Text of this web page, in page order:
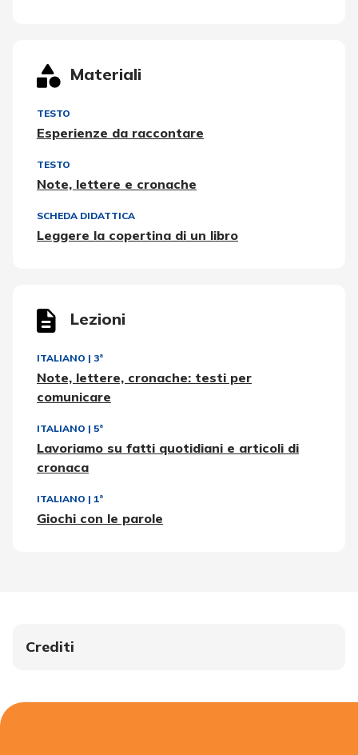
Materiali
TESTO
Esperienze da raccontare
TESTO
Note, lettere e cronache
SCHEDA DIDATTICA
Leggere la copertina di un libro
Lezioni
ITALIANO | 3ª
Note, lettere, cronache: testi per
comunicare
ITALIANO | 5ª
Lavoriamo su fatti quotidiani e articoli di
cronaca
ITALIANO | 1ª
Giochi con le parole
Crediti